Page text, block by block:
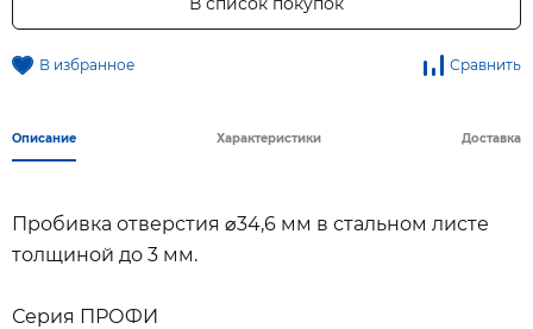
В избранное Сравнить
Описание Характеристики Доставка
Пробивка отверстия ⌀34,6 мм в стальном листе
толщиной до 3 мм.
Серия ПРОФИ